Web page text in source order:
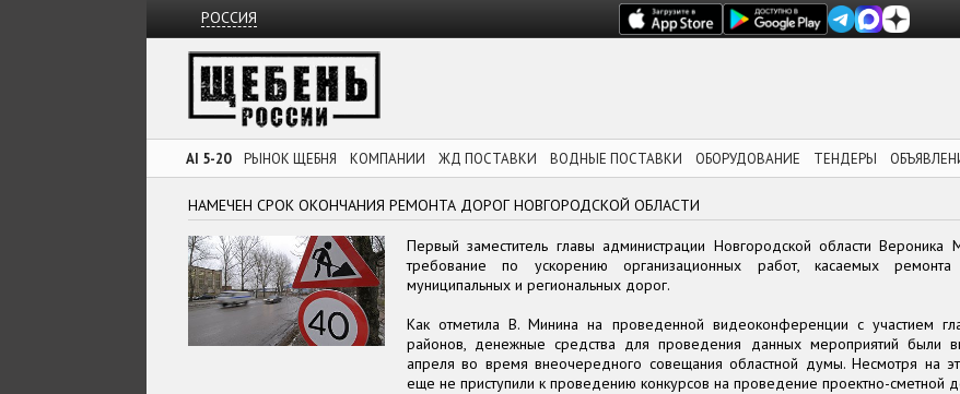
РОССИЯ
AI 5-20 РЫНОК ЩЕБНЯ КОМПАНИИ ЖД ПОСТАВКИ ВОДНЫЕ ПОСТАВКИ ОБОРУДОВАНИЕ ТЕНДЕРЫ
НАМЕЧЕН СРОК ОКОНЧАНИЯ РЕМОНТА ДОРОГ НОВГОРОДСКОЙ ОБЛАСТИ
Первый заместитель главы администрации Новгородской области Вероника
требование по ускорению организационных работ, касаемых ремонта
муниципальных и региональных дорог.
Как отметила В. Минина на проведенной видеоконференции с участием
районов, денежные средства для проведения данных мероприятий были
апреля во время внеочередного совещания областной думы. Несмотря на
еще не приступили к проведению конкурсов на проведение проектно-сметной